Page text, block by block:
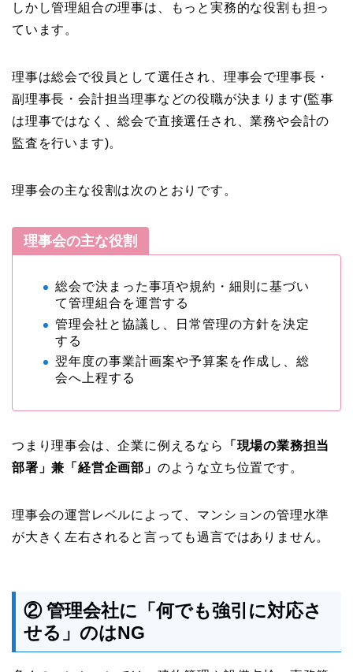
しかし管理組合の理事は、もっと実務的な役割も担っ
ています。
理事は総会で役員として選任され、理事会で理事長・
副理事長・会計担当理事などの役職が決まります(監事
は理事ではなく、総会で直接選任され、業務や会計の
監査を行います)。
理事会の主な役割は次のとおりです。
理事会の主な役割
総会で決まった事項や規約・細則に基づい
て管理組合を運営する
管理会社と協議し、日常管理の方針を決定
する
翌年度の事業計画案や予算案を作成し、総
会へ上程する
つまり理事会は、企業に例えるなら
「現場の業務担当
部署」兼「経営企画部」 のような立ち位置です。
理事会の運営レベルによって、マンションの管理水準
が大きく左右されると言っても過言ではありません。
② 管理会社に「何でも強引に対応さ
せる」のはNG